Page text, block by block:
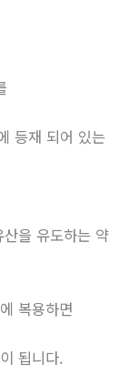
등재 되어 있는
을 유도하는 약
복용하면
됩니다.